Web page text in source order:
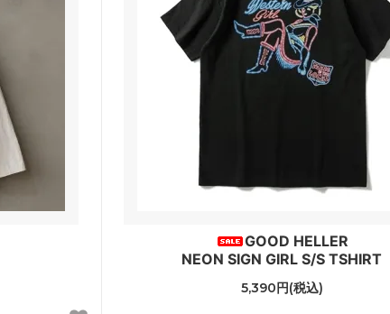
GOOD HELLER
NEON SIGN GIRL S/S TSHIRT
5,390円(税込)